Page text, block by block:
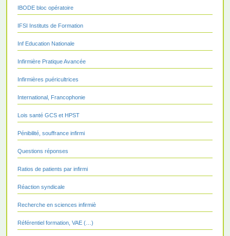
IBODE bloc opératoire
IFSI Instituts de Formation
Inf Education Nationale
Infirmière Pratique Avancée
Infirmières puéricultrices
International, Francophonie
Lois santé GCS et HPST
Pénibilité, souffrance infirmi
Questions réponses
Ratios de patients par infirmi
Réaction syndicale
Recherche en sciences infirmiè
Référentiel formation, VAE (…)